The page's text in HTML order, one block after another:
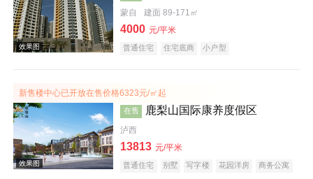
效果图
蒙自 建面 89-171㎡
4000 元/平米
普通住宅 住宅底商 小户型
新售楼中心已开放在售价格6323元/㎡起
在售 鹿梨山国际康养度假区
泸西
13813 元/平米
普通住宅 别墅 写字楼 花园洋房
商务公寓